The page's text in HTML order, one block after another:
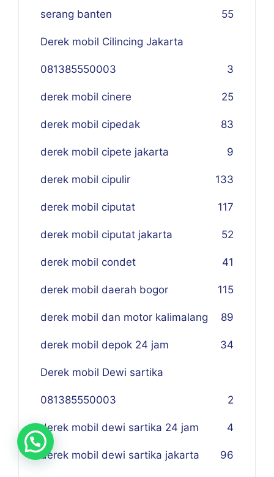
serang banten 55
Derek mobil Cilincing Jakarta
081385550003 3
derek mobil cinere 25
derek mobil cipedak 83
derek mobil cipete jakarta 9
derek mobil cipulir 133
derek mobil ciputat 117
derek mobil ciputat jakarta 52
derek mobil condet 41
derek mobil daerah bogor 115
derek mobil dan motor kalimalang 89
derek mobil depok 24 jam 34
Derek mobil Dewi sartika
081385550003 2
derek mobil dewi sartika 24 jam 4
derek mobil dewi sartika jakarta 96